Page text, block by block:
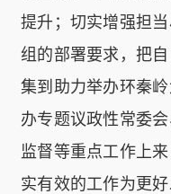
提升；切实增强担
组的部署要求，把
集到助力举办环秦
办专题议政性常委
监督等重点工作上
实有效的工作为更